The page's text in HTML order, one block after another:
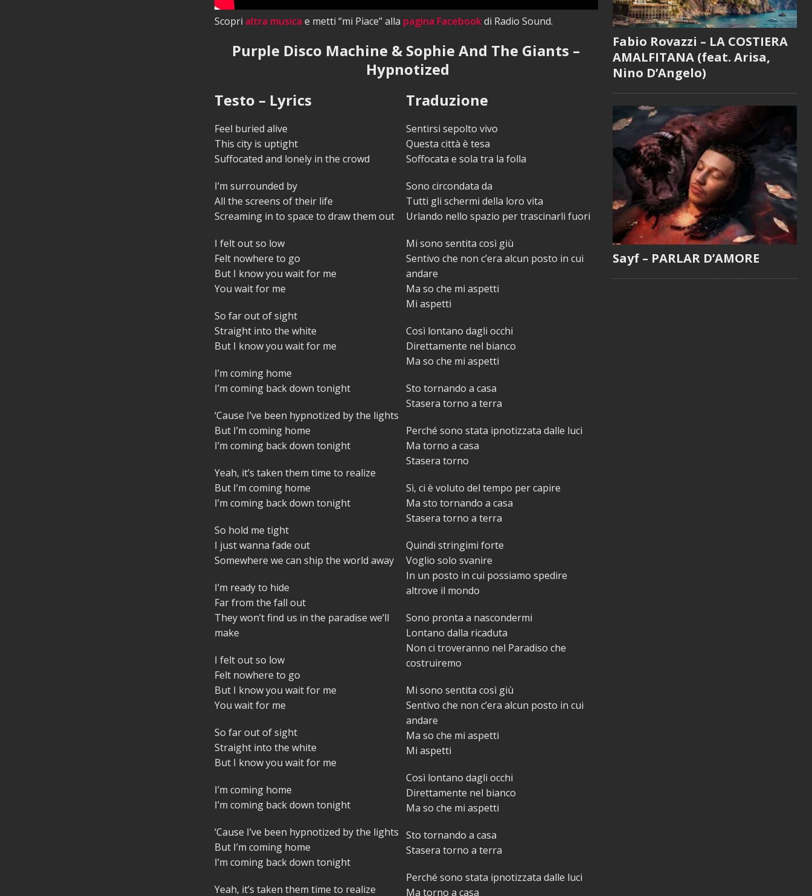
Scopri altra musica e metti “mi Piace” alla pagina Facebookdi Radio Sound.
Purple Disco Machine & Sophie And The Giants –
Hypnotized
Testo – Lyrics
Feel buried alive
This city is uptight
Suffocated and lonely in the crowd
I’m surrounded by
All the screens of their life
Screaming in to space to draw them out
I felt out so low
Felt nowhere to go
But I know you wait for me
You wait for me
So far out of sight
Straight into the white
But I know you wait for me
I’m coming home
I’m coming back down tonight
‘Cause I’ve been hypnotized by the lights
But I’m coming home
I’m coming back down tonight
Yeah, it’s taken them time to realize
But I’m coming home
I’m coming back down tonight
So hold me tight
I just wanna fade out
Somewhere we can ship the world away
I’m ready to hide
Far from the fall out
They won’t find us in the paradise we’ll
make
I felt out so low
Felt nowhere to go
But I know you wait for me
You wait for me
So far out of sight
Straight into the white
But I know you wait for me
I’m coming home
I’m coming back down tonight
‘Cause I’ve been hypnotized by the lights
But I’m coming home
I’m coming back down tonight
Yeah, it’s taken them time to realize
Traduzione
Sentirsi sepolto vivo
Questa città è tesa
Soffocata e sola tra la folla
Sono circondata da
Tutti gli schermi della loro vita
Urlando nello spazio per trascinarli fuori
Mi sono sentita così giù
Sentivo che non c’era alcun posto in cui
andare
Ma so che mi aspetti
Mi aspetti
Così lontano dagli occhi
Direttamente nel bianco
Ma so che mi aspetti
Sto tornando a casa
Stasera torno a terra
Perché sono stata ipnotizzata dalle luci
Ma torno a casa
Stasera torno
Sì, ci è voluto del tempo per capire
Ma sto tornando a casa
Stasera torno a terra
Quindi stringimi forte
Voglio solo svanire
In un posto in cui possiamo spedire
altrove il mondo
Sono pronta a nascondermi
Lontano dalla ricaduta
Non ci troveranno nel Paradiso che
costruiremo
Mi sono sentita così giù
Sentivo che non c’era alcun posto in cui
andare
Ma so che mi aspetti
Mi aspetti
Così lontano dagli occhi
Direttamente nel bianco
Ma so che mi aspetti
Sto tornando a casa
Stasera torno a terra
Perché sono stata ipnotizzata dalle luci
Ma torno a casa
Fabio Rovazzi – LA COSTIERA
AMALFITANA (feat. Arisa,
Nino D’Angelo)
Sayf – PARLAR D’AMORE